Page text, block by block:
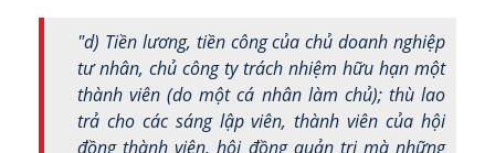
"d) Tiền lương, tiền công của chủ doanh nghiệp
tư nhân, chủ công ty trách nhiệm hữu hạn một
thành viên (do một cá nhân làm chủ); thù lao
trả cho các sáng lập viên, thành viên của hội
đồng thành viên, hội đồng quản trị mà những